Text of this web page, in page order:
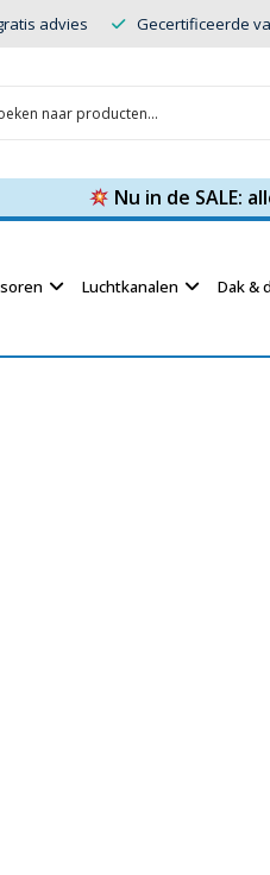
advies Gecertificeerde
Nu in de SALE:
Luchtkanalen Dak &